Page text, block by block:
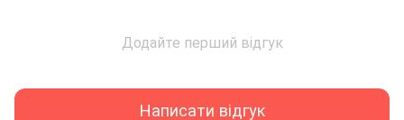
Додайте перший відгук
Написати відгук